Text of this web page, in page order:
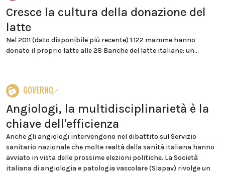
Cresce la cultura della donazione del
latte
Nel 2011 (dato disponibile più recente) 1.122 mamme hanno
donato il proprio latte alle 28 Banche del latte italiane: un...
GOVERNO
Angiologi, la multidisciplinarietà è la
chiave dell'efficienza
Anche gli angiologi intervengono nel dibattito sul Servizio
sanitario nazionale che molte realtà della sanità italiana hanno
avviato in vista delle prossime elezioni politiche. La Società
italiana di angiologia e patologia vascolare (Siapav) rivolge un